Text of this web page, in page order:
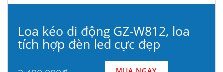
Loa kéo di động GZ-W812, loa
tích hợp đèn led cực đẹp